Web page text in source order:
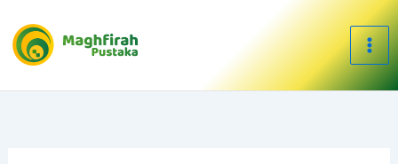
content